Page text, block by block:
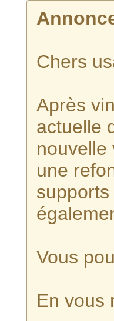
Chers
Après
actuelle
nouvelle
une
Vous
En vous